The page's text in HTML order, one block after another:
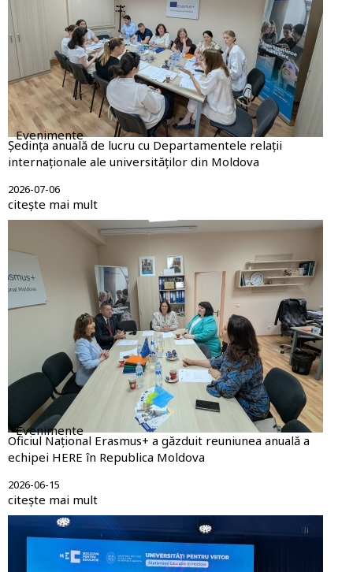
Evenimente
Ședința anuală de lucru cu Departamentele relații
internaționale ale universităților din Moldova
2026-07-06
citește mai mult
Evenimente
Oficiul Național Erasmus+ a găzduit reuniunea anuală a
echipei HERE în Republica Moldova
2026-06-15
citește mai mult